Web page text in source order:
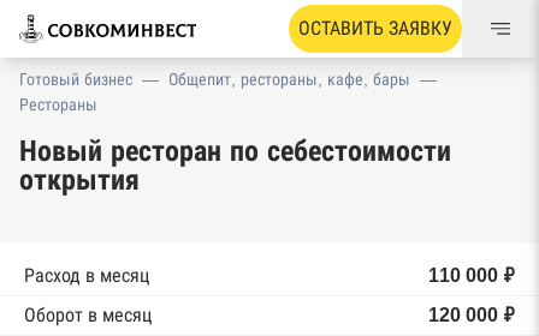
ОСТАВИТЬ ЗАЯВКУ
Готовый бизнес — Общепит, рестораны, кафе, бары —
Рестораны
Новый ресторан по себестоимости
открытия
Расход в месяц
110 000 ₽
Оборот в месяц
120 000 ₽